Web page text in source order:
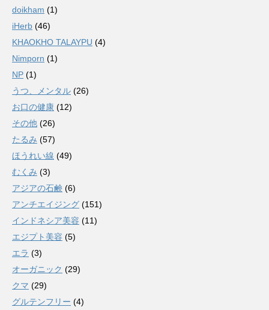
doikham (1)
iHerb (46)
KHAOKHO TALAYPU (4)
Nimporn (1)
NP (1)
うつ、メンタル (26)
お口の健康 (12)
その他 (26)
たるみ (57)
ほうれい線 (49)
むくみ (3)
アジアの石鹸 (6)
アンチエイジング (151)
インドネシア美容 (11)
エジプト美容 (5)
エラ (3)
オーガニック (29)
クマ (29)
グルテンフリー (4)